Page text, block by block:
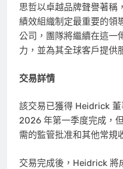
思哲以卓越品牌聲譽著稱
績效組織制定最重要的領
公司，團隊將繼續在這一
力，並為其全球客戶提供
交易詳情
該交易已獲得 Heidrick
2026 年第一季度完成，
需的監管批准和其他常規
交易完成後，Heidrick 將